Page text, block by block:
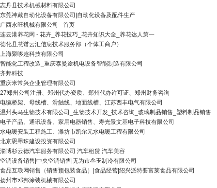
志丹县技术机械材料有限公司
东莞神戴自动化设备有限公司|自动化设备及配件生产
广西永旺机械有限公司 - 首页
连云港养花网 - 花卉_养花技巧_花卉知识大全_养花达人第一
德化县慧谱云汇信息技术服务部（个体工商户）
上海聚哆趣科技有限公司
智能化工程改造_重庆泰曼途机电设备智能制造有限公司
齐邦科技
重庆米常兴企业管理有限公司
27郑州公司注册、郑州代办资质、郑州代办许可证、郑州财务咨询
电缆桥架、母线槽、滑触线、地面线槽、江苏西丰电气有限公司
温州头马生物技术有限公司_生物技术开发_技术咨询_玻璃制品销售_塑料制品销售
电子产品、通讯设备、家用电器销售、寿光景文基电子科技有限公司
水电暖安装工程施工、潍坊市凯尔元水电暖工程有限公司
北京恩墨珠建设投资有限公司
淄博杉云德汽车服务有限公司 汽车租赁 汽车美容
空调设备销售|中央空调销售|无为市叁玉制冷有限公司
食品互联网销售（销售预包装食品）|食品经营|绍兴派特要富莱食品有限公司
扬州市邓邦涂装机械有限公司